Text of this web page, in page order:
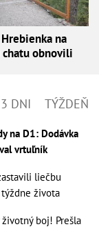
na
chatu obnovili
3 DNI TÝŽDEŇ
na D1: Dodávka
vrtuľník
liečbu
života
životný boj! Prešla